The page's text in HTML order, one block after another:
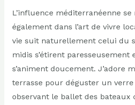
L’influence méditerranéenne se
également dans l’art de vivre
vie suit naturellement celui du
midis s’étirent paresseusement
s’animent doucement. J’adore
terrasse pour déguster un verre
observant le ballet des bateaux